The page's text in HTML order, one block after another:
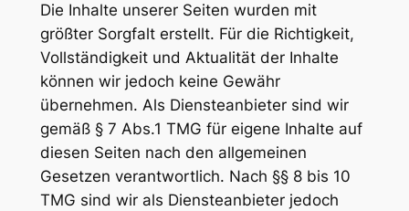
Die Inhalte unserer Seiten wurden mit
größter Sorgfalt erstellt. Für die Richtigkeit,
Vollständigkeit und Aktualität der Inhalte
können wir jedoch keine Gewähr
übernehmen. Als Diensteanbieter sind wir
gemäß § 7 Abs.1 TMG für eigene Inhalte auf
diesen Seiten nach den allgemeinen
Gesetzen verantwortlich. Nach §§ 8 bis 10
TMG sind wir als Diensteanbieter jedoch